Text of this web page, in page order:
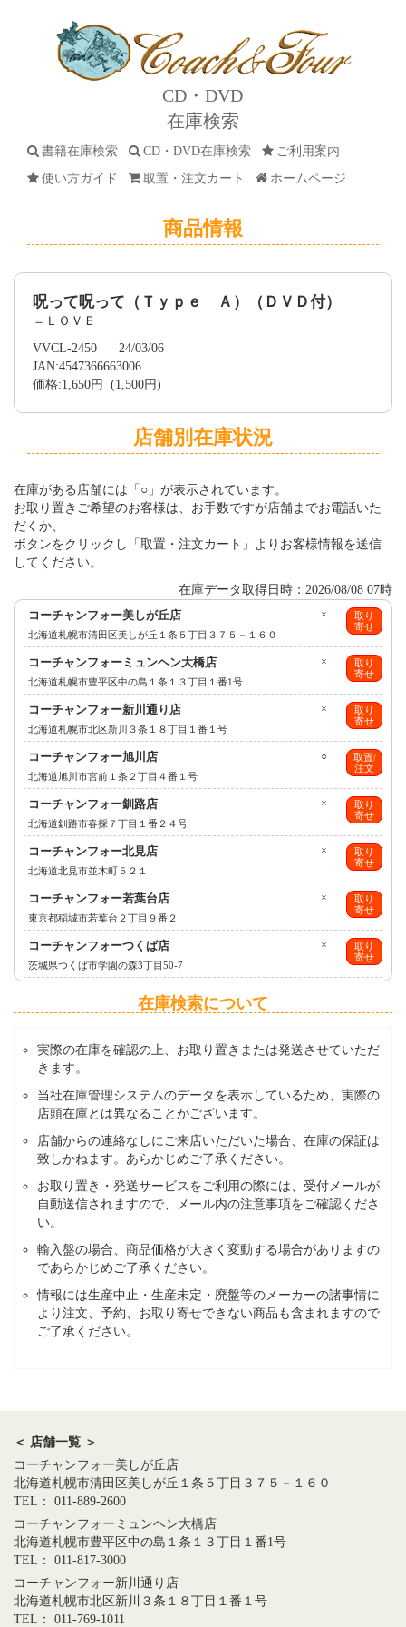
CD・DVD
在庫検索
書籍在庫検索 CD・DVD在庫検索
ご利用案内
使い方ガイド
取置・注文カート ホームページ
商品情報
呪って呪って（Ｔｙｐｅ Ａ）（ＤＶＤ付）
＝ＬＯＶＥ
VVCL-2450 24/03/06
JAN:4547366663006
価格:1,650円 (1,500円)
店舗別在庫状況
在庫がある店舗には「○」が表示されています。
お取り置きご希望のお客様は、お手数ですが店舗までお電話いた
だくか、
ボタンをクリックし「取置・注文カート」よりお客様情報を送信
してください。
在庫データ取得日時：2026/08/08 07時
取り
寄せ
×
コーチャンフォー美しが丘店
北海道札幌市清田区美しが丘１条５丁目３７５－１６０
取り
寄せ
×
コーチャンフォーミュンヘン大橋店
北海道札幌市豊平区中の島１条１３丁目１番1号
取り
寄せ
×
コーチャンフォー新川通り店
北海道札幌市北区新川３条１８丁目１番１号
取置/
注文
○
コーチャンフォー旭川店
北海道旭川市宮前１条２丁目４番１号
取り
寄せ
×
コーチャンフォー釧路店
北海道釧路市春採７丁目１番２４号
取り
寄せ
×
コーチャンフォー北見店
北海道北見市並木町５２１
取り
寄せ
×
コーチャンフォー若葉台店
東京都稲城市若葉台２丁目９番２
取り
寄せ
×
コーチャンフォーつくば店
茨城県つくば市学園の森3丁目50-7
在庫検索について
実際の在庫を確認の上、お取り置きまたは発送させていただ
きます。
当社在庫管理システムのデータを表示しているため、実際の
店頭在庫とは異なることがございます。
店舗からの連絡なしにご来店いただいた場合、在庫の保証は
致しかねます。あらかじめご了承ください。
お取り置き・発送サービスをご利用の際には、受付メールが
自動送信されますので、メール内の注意事項をご確認くださ
い。
輸入盤の場合、商品価格が大きく変動する場合がありますの
であらかじめご了承ください。
情報には生産中止・生産未定・廃盤等のメーカーの諸事情に
より注文、予約、お取り寄せできない商品も含まれますので
ご了承ください。
＜ 店舗一覧 ＞
コーチャンフォー美しが丘店
北海道札幌市清田区美しが丘１条５丁目３７５－１６０
TEL： 011-889-2600
コーチャンフォーミュンヘン大橋店
北海道札幌市豊平区中の島１条１３丁目１番1号
TEL： 011-817-3000
コーチャンフォー新川通り店
北海道札幌市北区新川３条１８丁目１番１号
TEL： 011-769-1011